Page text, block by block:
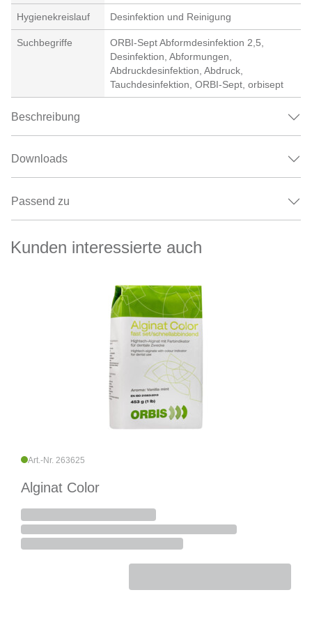
Hygienekreislauf Desinfektion und Reinigung
Suchbegriffe
ORBI-Sept Abformdesinfektion 2,5,
Desinfektion, Abformungen,
Abdruckdesinfektion, Abdruck,
Tauchdesinfektion, ORBI-Sept, orbisept
Beschreibung
Downloads
Passend zu
Kunden interessierte auch
Art.-Nr. 263625
Alginat Color